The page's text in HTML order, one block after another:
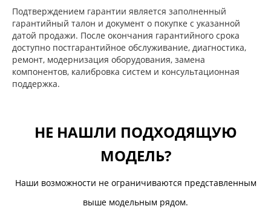
Подтверждением гарантии является заполненный
гарантийный талон и документ о покупке с указанной
датой продажи. После окончания гарантийного срока
доступно постгарантийное обслуживание, диагностика,
ремонт, модернизация оборудования, замена
компонентов, калибровка систем и консультационная
поддержка.
НЕ НАШЛИ ПОДХОДЯЩУЮ
МОДЕЛЬ?
Наши возможности не ограничиваются представленным
выше модельным рядом.